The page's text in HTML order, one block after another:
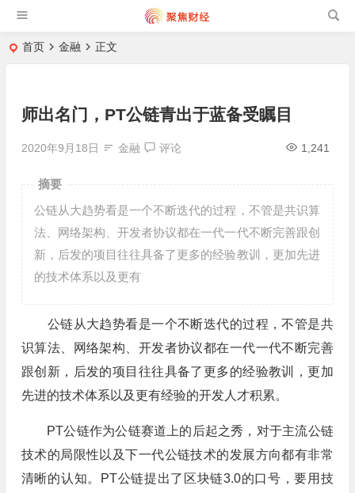
首页 金融 正文
师出名门，PT公链青出于蓝备受瞩目
2020年9月18日 金融 评论 1,241
摘要
公链从大趋势看是一个不断迭代的过程，不管是共识算
法、网络架构、开发者协议都在一代一代不断完善跟创
新，后发的项目往往具备了更多的经验教训，更加先进
的技术体系以及更有
公链从大趋势看是一个不断迭代的过程，不管是共
识算法、网络架构、开发者协议都在一代一代不断完善
跟创新，后发的项目往往具备了更多的经验教训，更加
先进的技术体系以及更有经验的开发人才积累。
PT公链作为公链赛道上的后起之秀，对于主流公链
技术的局限性以及下一代公链技术的发展方向都有非常
清晰的认知。PT公链提出了区块链3.0的口号，要用技